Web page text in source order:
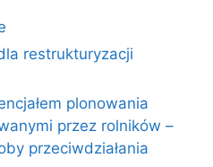
restrukturyzacji
plonowania
przez rolników –
przeciwdziałania